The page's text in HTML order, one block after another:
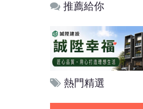
推薦給你
熱門精選